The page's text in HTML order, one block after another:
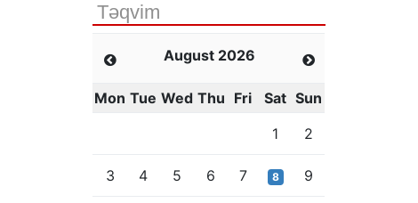
Təqvim
August 2026
Mon Tue Wed Thu Fri Sat Sun
1
2
3 4 5 6 7 8 9